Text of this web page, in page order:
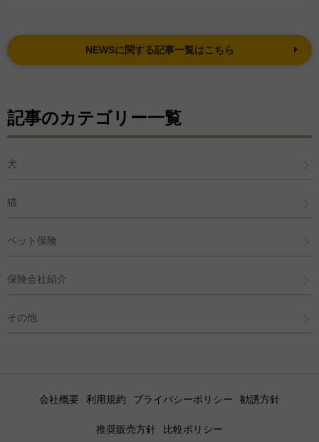
NEWSに関する記事一覧はこちら
記事のカテゴリー一覧
犬
猫
ペット保険
保険会社紹介
その他
会社概要 利用規約 プライバシーポリシー 勧誘方針
推奨販売方針 比較ポリシー